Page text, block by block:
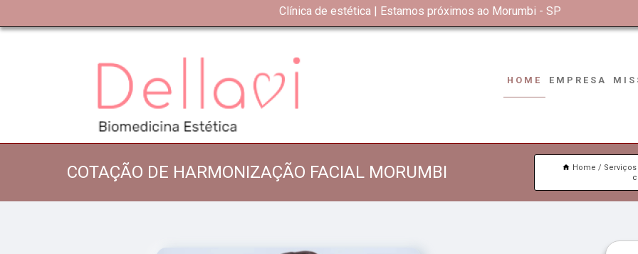
Clínica de estética | Estamos próximos ao Morumbi - SP
HOME EMPRESA
COTAÇÃO DE HARMONIZAÇÃO FACIAL MORUMBI Home Serviços